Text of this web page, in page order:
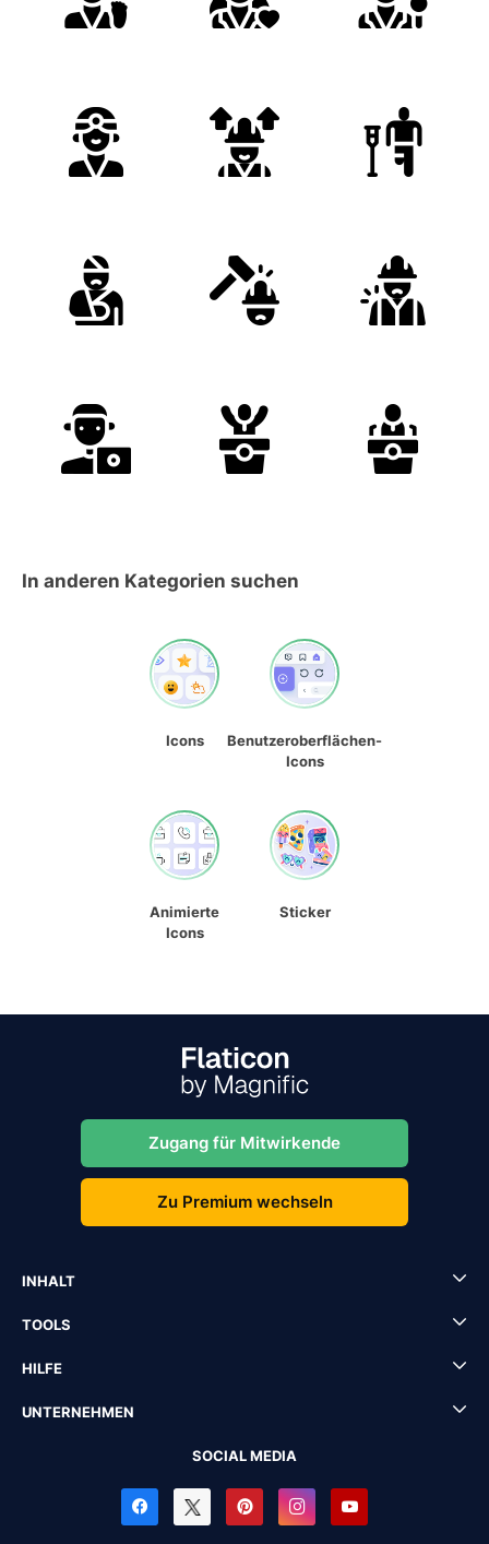
In anderen Kategorien suchen
Icons
Benutzeroberflächen-
Icons
Animierte
Icons
Sticker
Zugang für Mitwirkende
Zu Premium wechseln
INHALT
TOOLS
HILFE
UNTERNEHMEN
SOCIAL MEDIA